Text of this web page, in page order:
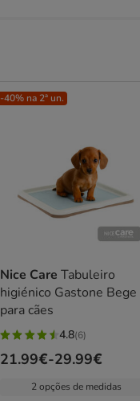
-40% na 2ª un.
Nice Care Tabuleiro
higiénico Gastone Bege
para cães
4.8
estrelas
4.8(6)
Preço
21.99€-29.99€
2 opções de medidas